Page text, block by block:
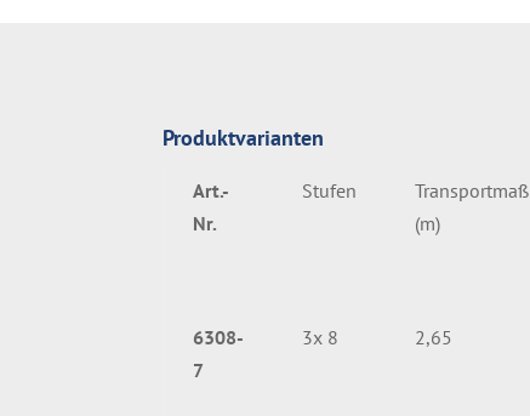
Produktvarianten
Art.-
Nr.
Stufen
Transportmaß
(m)
6308-
7
3x 8 2,65